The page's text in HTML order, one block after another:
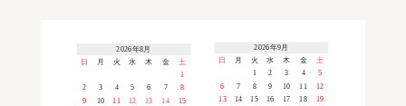
2026年8月
日
月 火 水 木 金
土
1
2
3 4 5 6 7 8
9 10 11 12 13 14 15
2026年9月
日 月 火 水 木 金 土
1 2 3 4
5
6
7 8 9 10 11
12
13
14 15 16 17 18 19